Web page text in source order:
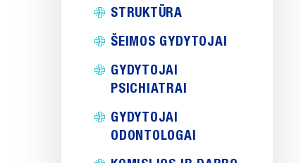
STRUKTŪRA
ŠEIMOS GYDYTOJAI
GYDYTOJAI
PSICHIATRAI
GYDYTOJAI
ODONTOLOGAI